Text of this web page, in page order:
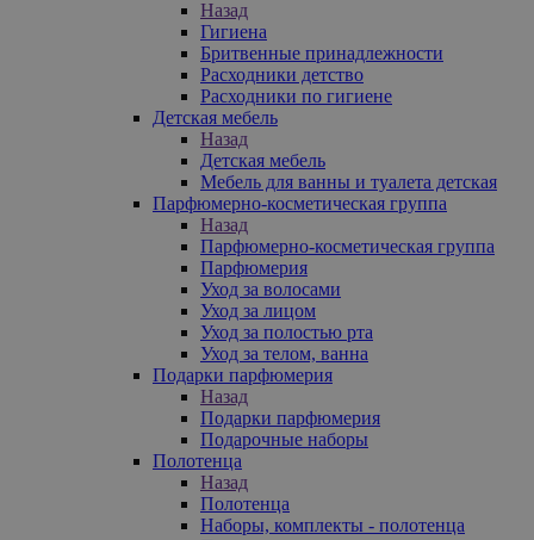
Назад
Гигиена
Бритвенные принадлежности
Расходники детство
Расходники по гигиене
Детская мебель
Назад
Детская мебель
Мебель для ванны и туалета детская
Парфюмерно-косметическая группа
Назад
Парфюмерно-косметическая группа
Парфюмерия
Уход за волосами
Уход за лицом
Уход за полостью рта
Уход за телом, ванна
Подарки парфюмерия
Назад
Подарки парфюмерия
Подарочные наборы
Полотенца
Назад
Полотенца
Наборы, комплекты - полотенца